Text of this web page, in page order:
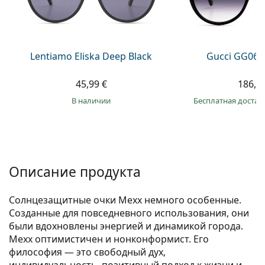
Persol
Все бренды
Lentiamo Eliska Deep Black
45,99 €
в наличии
Gucci
Бесплатная
Описание продукта
Солнцезащитные очки Mexx немного особенные.
Созданные для повседневного использования, они
были вдохновлены энергией и динамикой города.
Mexx оптимистичен и нонконформист. Его
философия — это свободный дух,